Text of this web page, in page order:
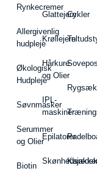
Rynkecremer
Allergivenlig
hudpleje
Økologisk
Hudpleje
Søvnmasker
Serummer
og Olier
Biotin
Glattejern
Krøllejern
Hårkure
og Olier
IPL-
maskiner
Epilatorer
Cykler